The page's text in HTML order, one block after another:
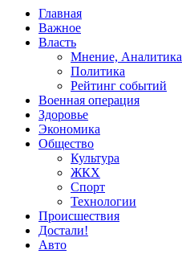
Главная
Важное
Власть
Мнение, Аналитика
Политика
Рейтинг событий
Военная операция
Здоровье
Экономика
Общество
Культура
ЖКХ
Спорт
Технологии
Происшествия
Достали!
Авто